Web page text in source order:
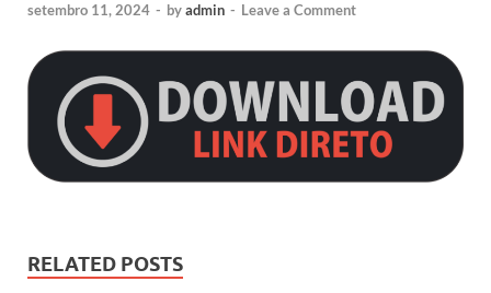
setembro 11, 2024 - byadmin - Leave a Comment
RELATED POSTS